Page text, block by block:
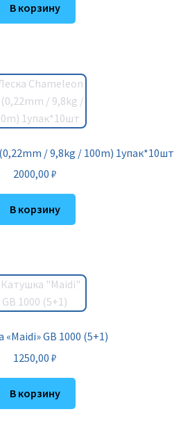
В корзину
/ 9,8kg / 100m) 1упак*10шт
2000,00 ₽
В корзину
«Maidi» GB 1000 (5+1)
1250,00 ₽
В корзину